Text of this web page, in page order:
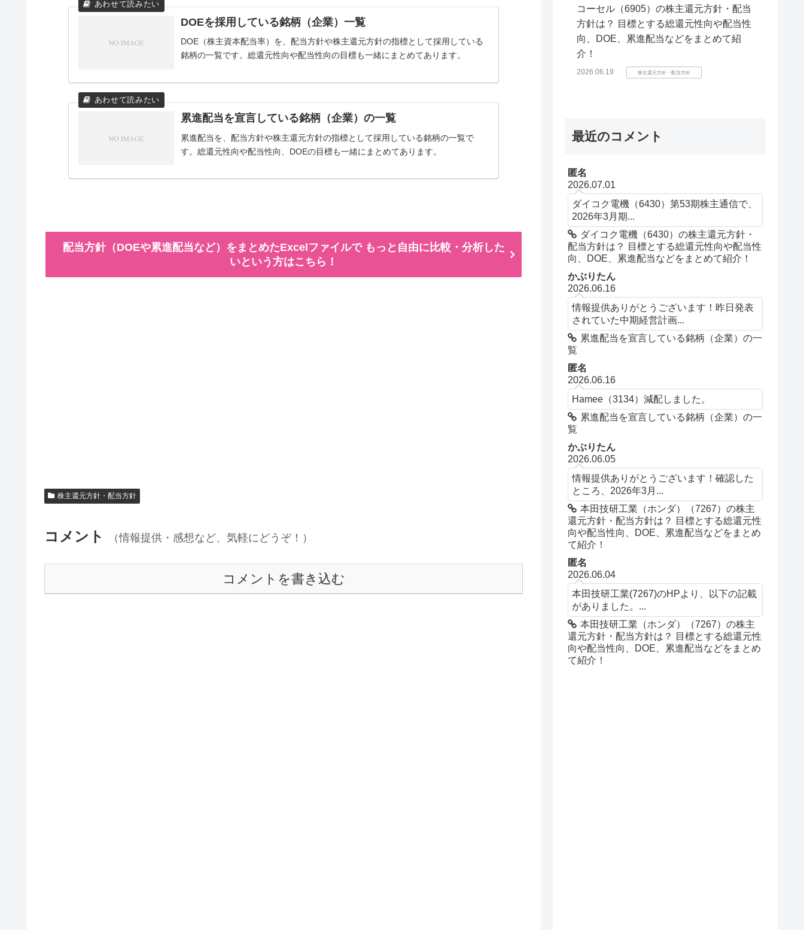
DOEを採用している銘柄（企業）一覧
DOE（株主資本配当率）を、配当方針や株主還元方針の指標として採用している
銘柄の一覧です。総還元性向や配当性向の目標も一緒にまとめてあります。
累進配当を宣言している銘柄（企業）の一覧
累進配当を、配当方針や株主還元方針の指標として採用している銘柄の一覧で
す。総還元性向や配当性向、DOEの目標も一緒にまとめてあります。
配当方針（DOEや累進配当など）をまとめたExcelファイルで もっと自由に比較・分析した
いという方はこちら！
株主還元方針・配当方針
コメント （情報提供・感想など、気軽にどうぞ！）
コメントを書き込む
コーセル（6905）の株主還元方針・配当
方針は？ 目標とする総還元性向や配当性
向、DOE、累進配当などをまとめて紹
介！
2026.06.19 株主還元方針・配当方針
最近のコメント
匿名
2026.07.01
ダイコク電機（6430）第53期株主通信で、
2026年3月期...
ダイコク電機（6430）の株主還元方針・
配当方針は？ 目標とする総還元性向や配当性
向、DOE、累進配当などをまとめて紹介！
かぶりたん
2026.06.16
情報提供ありがとうございます！昨日発表
されていた中期経営計画...
累進配当を宣言している銘柄（企業）の一
覧
匿名
2026.06.16
Hamee（3134）減配しました。
累進配当を宣言している銘柄（企業）の一
覧
かぶりたん
2026.06.05
情報提供ありがとうございます！確認した
ところ、2026年3月...
本田技研工業（ホンダ）（7267）の株主
還元方針・配当方針は？ 目標とする総還元性
向や配当性向、DOE、累進配当などをまとめ
て紹介！
匿名
2026.06.04
本田技研工業(7267)のHPより、以下の記載
がありました。...
本田技研工業（ホンダ）（7267）の株主
還元方針・配当方針は？ 目標とする総還元性
向や配当性向、DOE、累進配当などをまとめ
て紹介！